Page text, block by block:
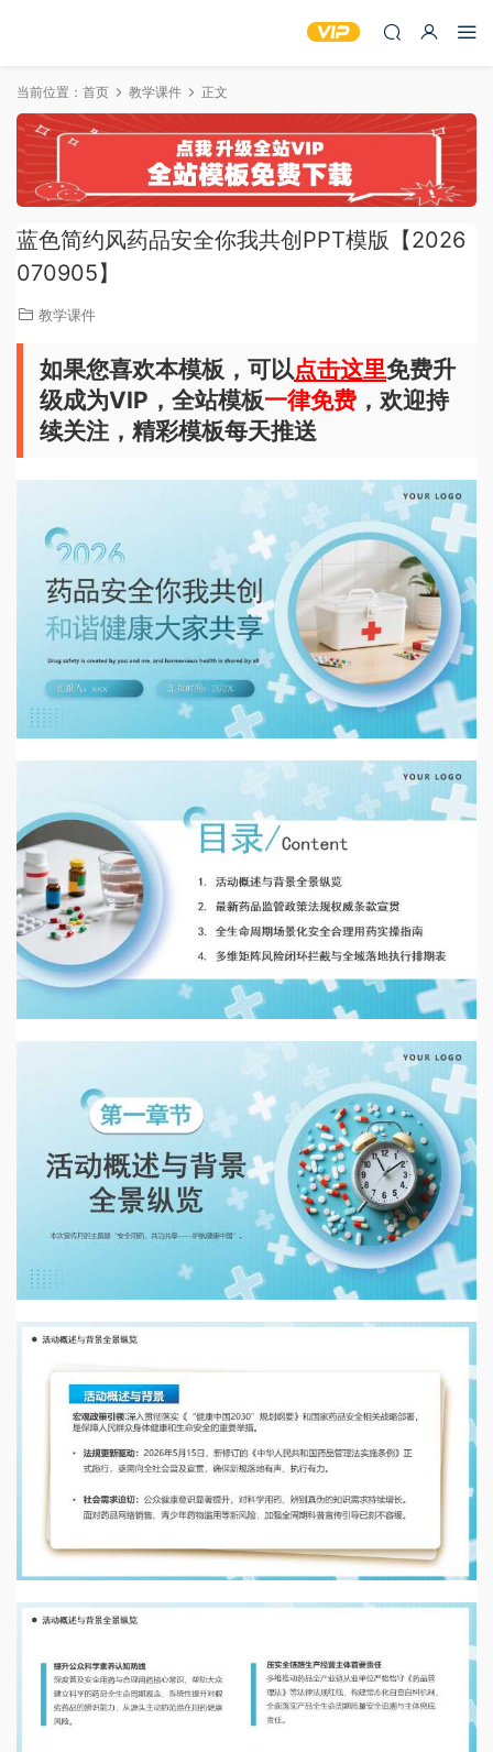
当前位置： 首页 教学课件 正文
蓝色简约风药品安全你我共创PPT模版【2026
070905】
教学课件
如果您喜欢本模板，可以点击这里免费升
级成为VIP，全站模板一律免费 ，欢迎持
续关注，精彩模板每天推送